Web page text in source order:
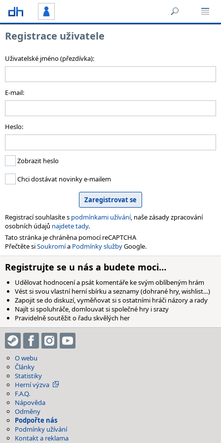
Registrace uživatele
Uživatelské jméno (přezdívka):
E-mail:
Heslo:
Zobrazit heslo
Chci dostávat novinky e-mailem
Registrací souhlasíte s podmínkami užívání, naše zásady zpracování
osobních údajů najdete tady.
Tato stránka je chráněna pomocí reCAPTCHA
Přečtěte siSoukromía Podmínky službyGoogle.
Registrujte se u nás a budete moci…
Udělovat hodnocení a psát komentáře ke svým oblíbeným hrám
Vést si svou vlastní herní sbírku a seznamy (dohrané hry, wishlist…)
Zapojit se do diskuzí, vyměňovat si s ostatními hráči názory a rady
Najít si spoluhráče, domlouvat si společné hry i srazy
Pravidelně soutěžit o řadu skvělých her
O webu
Články
Statistiky
Herní výzva
F.A.Q.
Nápověda
Odměny
Podpořte nás
Podmínky užívání
Kontakt a reklama